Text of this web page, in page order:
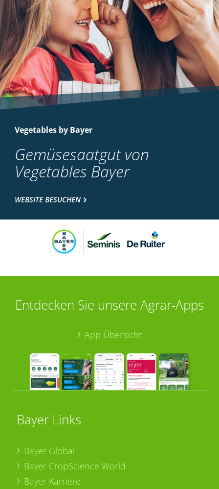
Vegetables by Bayer
Gemüsesaatgut von
Vegetables Bayer
WEBSITE BESUCHEN
Entdecken Sie unsere Agrar-Apps
App Übersicht
Bayer Links
Bayer Global
Bayer CropScience World
Bayer Karriere